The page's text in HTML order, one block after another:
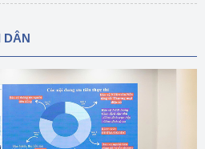
DÂN